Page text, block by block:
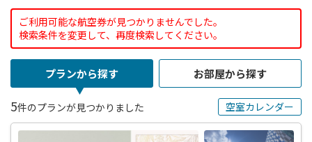
ご利用可能な航空券が見つかりませんでした。
検索条件を変更して、再度検索してください。
プランから探す お部屋から探す
5件のプランが見つかりました 空室カレンダー